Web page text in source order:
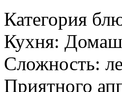
Категория
Кухня:
Сложность:
Приятного